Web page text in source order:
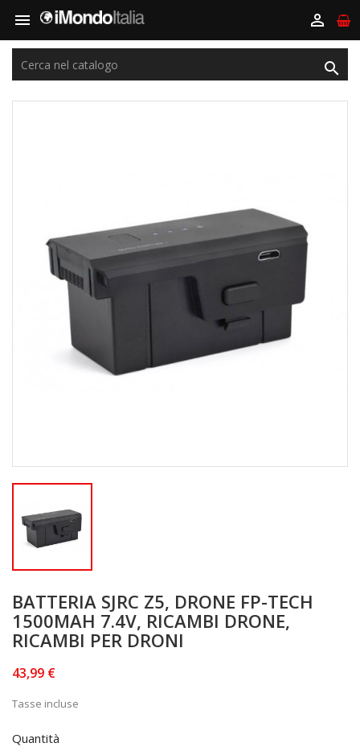
 

BATTERIA SJRC Z5, DRONE FP-TECH
1500MAH 7.4V, RICAMBI DRONE,
RICAMBI PER DRONI
43,99 €
Tasse incluse
Quantità